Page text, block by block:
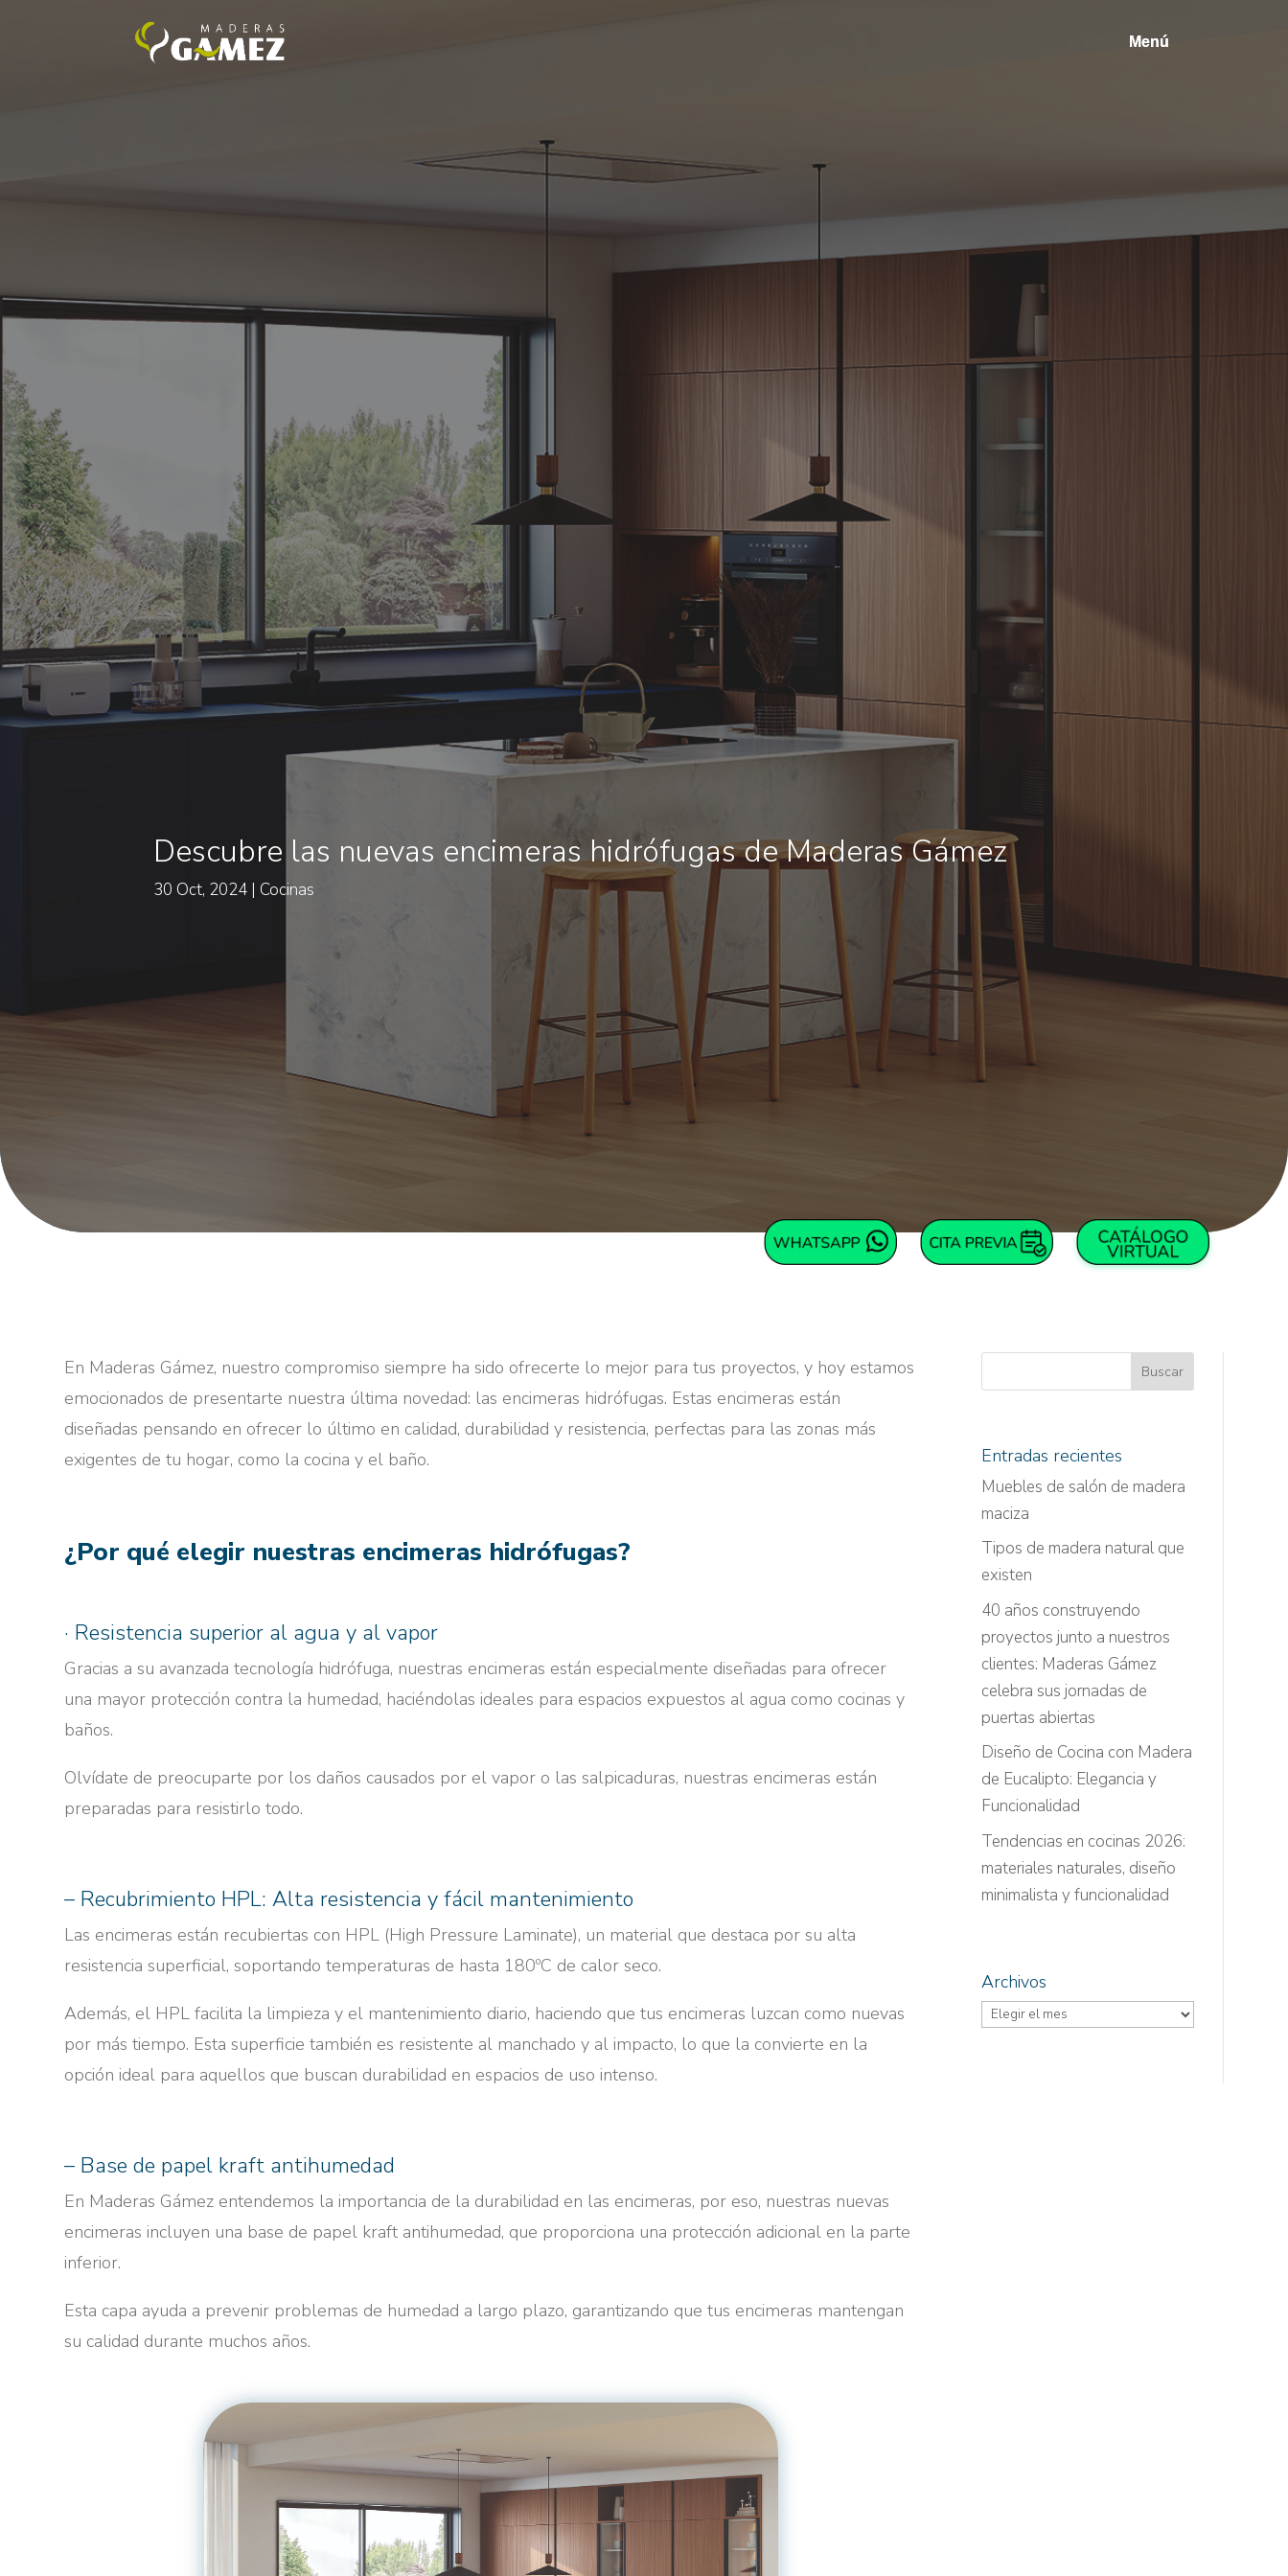
Descubre las nuevas encimeras hidrófugas de Maderas Gámez
30 Oct, 2024 Cocinas
En Maderas Gámez, nuestro compromiso siempre ha sido ofrecerte lo mejor para tus proyectos, y hoy estamos
emocionados de presentarte nuestra última novedad: las encimeras hidrófugas. Estas encimeras están
diseñadas pensando en ofrecer lo último en calidad, durabilidad y resistencia, perfectas para las zonas más
exigentes de tu hogar, como la cocina y el baño.
¿Por qué elegir nuestras encimeras hidrófugas?
· Resistencia superior al agua y al vapor
Gracias a su avanzada tecnología hidrófuga, nuestras encimeras están especialmente diseñadas para ofrecer
una mayor protección contra la humedad, haciéndolas ideales para espacios expuestos al agua como cocinas y
baños.
Olvídate de preocuparte por los daños causados por el vapor o las salpicaduras, nuestras encimeras están
preparadas para resistirlo todo.
– Recubrimiento HPL: Alta resistencia y fácil mantenimiento
Las encimeras están recubiertas con HPL (High Pressure Laminate), un material que destaca por su alta
resistencia superficial, soportando temperaturas de hasta 180ºC de calor seco.
Además, el HPL facilita la limpieza y el mantenimiento diario, haciendo que tus encimeras luzcan como nuevas
por más tiempo. Esta superficie también es resistente al manchado y al impacto, lo que la convierte en la
opción ideal para aquellos que buscan durabilidad en espacios de uso intenso.
– Base de papel kraft antihumedad
En Maderas Gámez entendemos la importancia de la durabilidad en las encimeras, por eso, nuestras nuevas
encimeras incluyen una base de papel kraft antihumedad, que proporciona una protección adicional en la parte
inferior.
Esta capa ayuda a prevenir problemas de humedad a largo plazo, garantizando que tus encimeras mantengan
su calidad durante muchos años.
Entradas recientes
Muebles de salón de madera
maciza
Tipos de madera natural que
existen
40 años construyendo
proyectos junto a nuestros
clientes: Maderas Gámez
celebra sus jornadas de
puertas abiertas
Diseño de Cocina con Madera
de Eucalipto: Elegancia y
Funcionalidad
Tendencias en cocinas 2026:
materiales naturales, diseño
minimalista y funcionalidad
Archivos
Archivos